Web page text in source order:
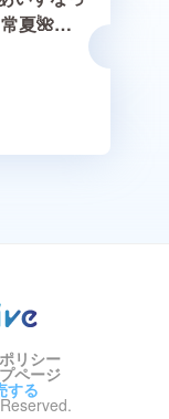
夏🌺あ
沖縄
リシー
ページ
する